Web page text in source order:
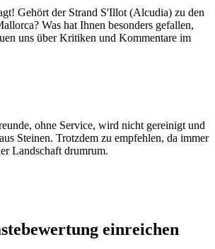
Gehört der Strand S'Illot (Alcudia) zu den
Was hat Ihnen besonders gefallen,
uns über Kritiken und Kommentare im
ohne Service, wird nicht gereinigt und
Steinen. Trotzdem zu empfehlen, da immer
Landschaft drumrum.
einreichen